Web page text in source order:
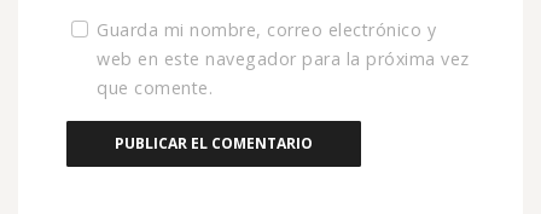
Guarda mi nombre, correo electrónico y
web en este navegador para la próxima vez
que comente.